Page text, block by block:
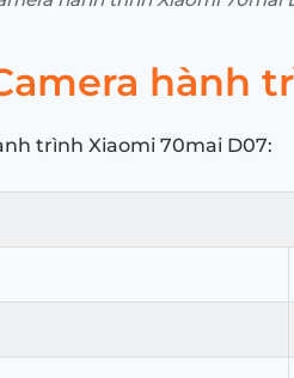
hành
trình Xiaomi 70mai D07: